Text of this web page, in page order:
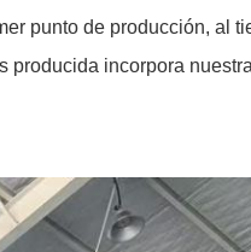
punto de producción, al
incorpora